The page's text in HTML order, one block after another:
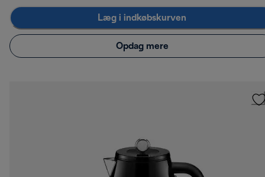
Læg i indkøbskurven
Opdag mere